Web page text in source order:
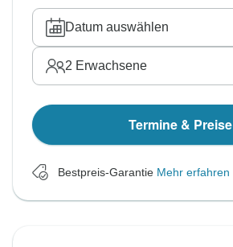
Datum auswählen
2 Erwachsene
Termine & Preise
Bestpreis-Garantie Mehr erfahren